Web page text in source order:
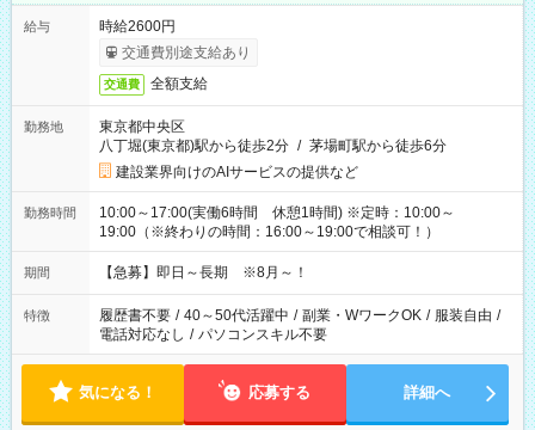
給与
時給2600円
交通費別途支給あり
交通費 全額支給
勤務地
東京都中央区
八丁堀(東京都)駅から徒歩2分 / 茅場町駅から徒歩6分
建設業界向けのAIサービスの提供など
勤務時間
10:00～17:00(実働6時間 休憩1時間) ※定時：10:00～
19:00（※終わりの時間：16:00～19:00で相談可！）
期間 【急募】即日～長期 ※8月～！
特徴 履歴書不要 / 40～50代活躍中 / 副業・WワークOK / 服装自由 /
電話対応なし / パソコンスキル不要
気になる！ 応募する 詳細へ